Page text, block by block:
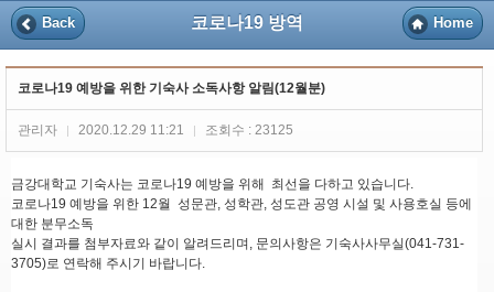
Back 코로나19 방역 Home
코로나19 예방을 위한 기숙사 소독사항 알림(12월분)
관리자 2020.12.29 11:21 조회수 : 23125
금강대학교 기숙사는 코로나19 예방을 위해 최선을 다하고 있습니다.
코로나19 예방을 위한 12월 성문관, 성학관, 성도관 공영 시설 및 사용호실 등에
대한 분무소독
실시 결과를 첨부자료와 같이 알려드리며, 문의사항은 기숙사사무실(041-731-
3705)로 연락해 주시기 바랍니다.